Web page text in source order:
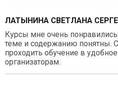
ЛАТЫНИНА СВЕТЛАНА
Курсы мне очень
теме и содержанию понятны.
проходить обучение в
организаторам.